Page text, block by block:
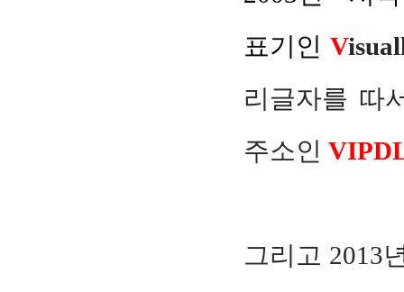
표기인 V
리글자를 따
주소인
그리고 2013